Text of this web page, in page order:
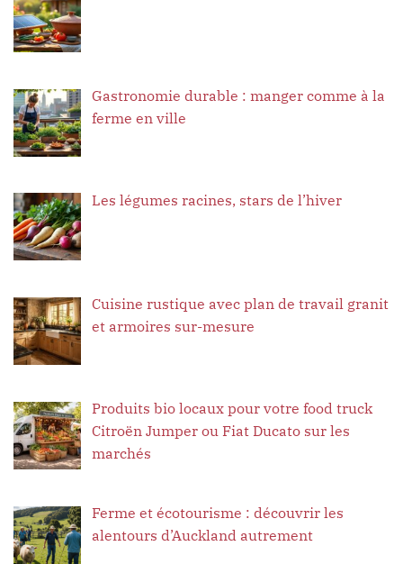
Gastronomie durable : manger comme à la
ferme en ville
Les légumes racines, stars de l’hiver
Cuisine rustique avec plan de travail granit
et armoires sur-mesure
Produits bio locaux pour votre food truck
Citroën Jumper ou Fiat Ducato sur les
marchés
Ferme et écotourisme : découvrir les
alentours d’Auckland autrement